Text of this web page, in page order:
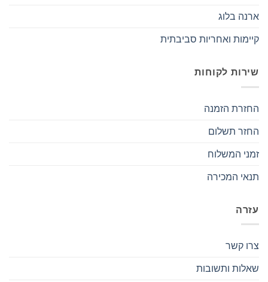
ארנה בלוג
קיימות ואחריות סביבתית
שירות לקוחות
החזרת הזמנה
החזר תשלום
זמני המשלוח
תנאי המכירה
עזרה
צרו קשר
שאלות ותשובות